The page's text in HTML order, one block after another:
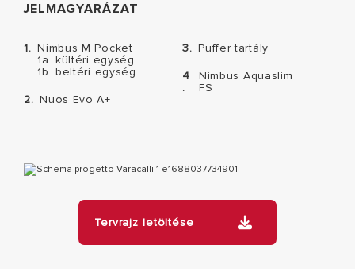
JELMAGYARÁZAT
1. Nimbus M Pocket
1a. kültéri egység
1b. beltéri egység
2. Nuos Evo A+
3. Puffer tartály
4
.
Nimbus Aquaslim
FS
Tervrajz letöltése